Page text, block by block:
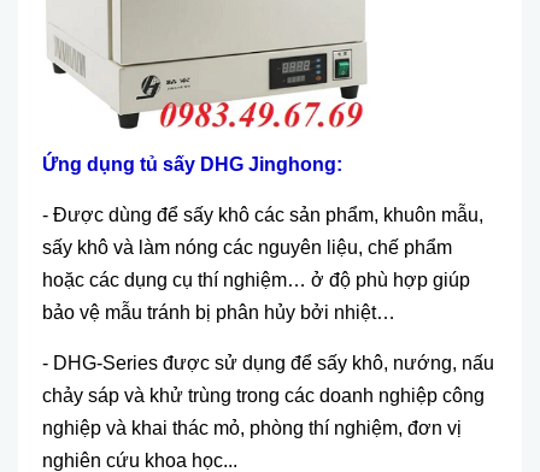
Ứng dụng tủ sấy DHG Jinghong:
- Được dùng để sấy khô các sản phẩm, khuôn mẫu,
sấy khô và làm nóng các nguyên liệu, chế phẩm
hoặc các dụng cụ thí nghiệm… ở độ phù hợp giúp
bảo vệ mẫu tránh bị phân hủy bởi nhiệt…
- DHG-Series được sử dụng để sấy khô, nướng, nấu
chảy sáp và khử trùng trong các doanh nghiệp công
nghiệp và khai thác mỏ, phòng thí nghiệm, đơn vị
nghiên cứu khoa học...